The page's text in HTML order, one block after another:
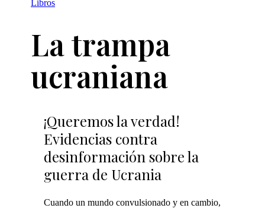
Libros
La trampa
ucraniana
¡Queremos la verdad!
Evidencias contra
desinformación sobre la
guerra de Ucrania
Cuando un mundo convulsionado y en cambio,